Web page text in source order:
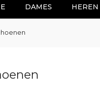
DAMES HEREN